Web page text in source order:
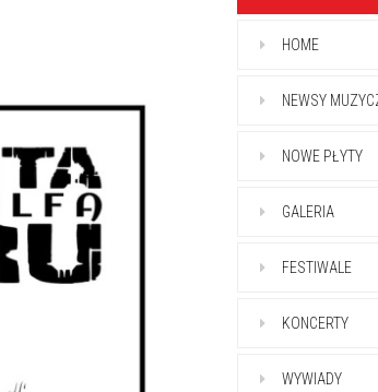
HOME
NEWSY
NOWE PŁYTY
GALERIA
FESTIWALE
KONCERTY
WYWIADY